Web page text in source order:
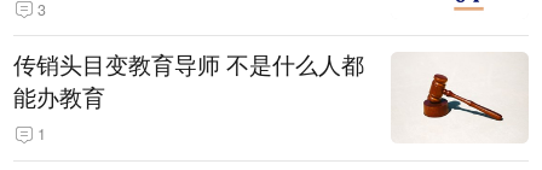
3
传销头目变教育导师 不是什么人都
能办教育
1